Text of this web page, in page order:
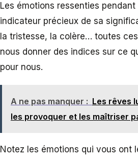
Les émotions ressenties
indicateur précieux de sa
la tristesse, la colère… toutes
nous donner des indices sur ce
pour nous.
A ne pas manquer : Les rêves
les provoquer et les maîtriser
Notez les émotions qui vous ont